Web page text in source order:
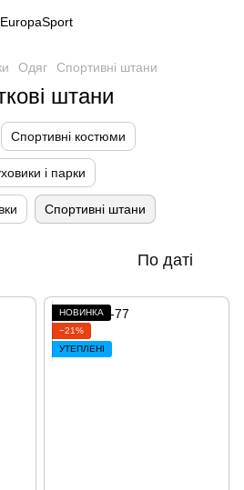
Одяг Спортивні штани
штани
Спортивні костюми
і парки
Спортивні штани
По даті
НОВИНКА
−21%
УТЕПЛЕНІ